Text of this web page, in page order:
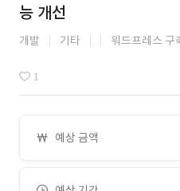
능 개선
개발 기타 워드프레스 구
1
예상 금액